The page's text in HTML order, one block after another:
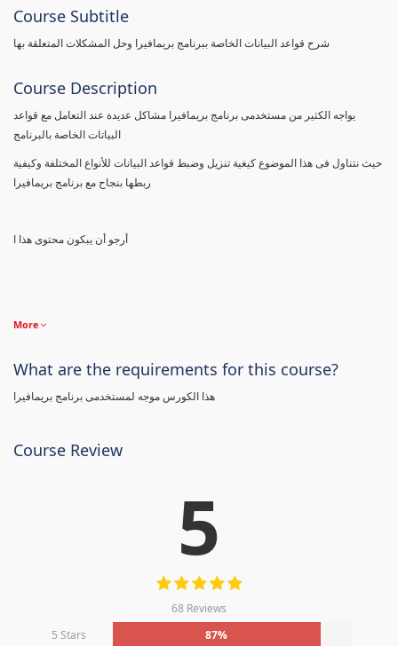
Course Subtitle
شرح قواعد البيانات الخاصة ببرنامج بريمافيرا وحل المشكلات المتعلقة بها
Course Description
يواجه الكثير من مستخدمى برنامج بريمافيرا مشاكل عديدة عند التعامل مع قواعد
البياتات الخاصة بالبرنامج
حيث نتناول فى هذا الموضوع كيغية تنزيل وضبط قواعد البيانات للأنواع المختلفة وكيفية
ربطها بنجاح مع برنامج بريمافيرا
أرجو أن يبكون محتوى هذا ا
More
What are the requirements for this course?
هذا الكورس موجه لمستخدمى برنامج بريمافيرا
Course Review
5
68 Reviews
5 Stars
87%